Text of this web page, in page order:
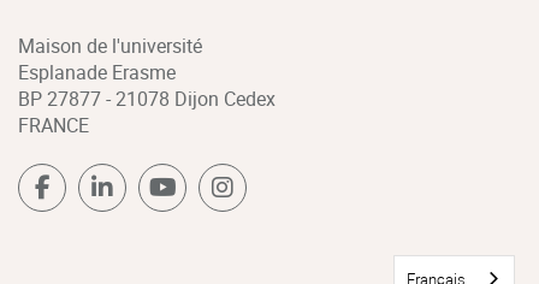
Maison de l'université
Esplanade Erasme
BP 27877 - 21078 Dijon Cedex
FRANCE
Français